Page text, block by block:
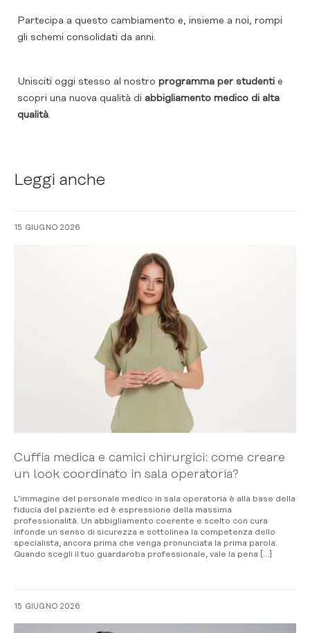
Partecipa a questo cambiamento e, insieme a noi, rompi
gli schemi consolidati da anni.
Unisciti oggi stesso al nostro programma per studenti e
scopri una nuova qualità di abbigliamento medico di alta
qualità.
Leggi anche
15 GIUGNO 2026
Cuffia medica e camici chirurgici: come creare
un look coordinato in sala operatoria?
L’immagine del personale medico in sala operatoria è alla base della
fiducia del paziente ed è espressione della massima
professionalità. Un abbigliamento coerente e scelto con cura
infonde un senso di sicurezza e sottolinea la competenza dello
specialista, ancora prima che venga pronunciata la prima parola.
Quando scegli il tuo guardaroba professionale, vale la pena […]
15 GIUGNO 2026